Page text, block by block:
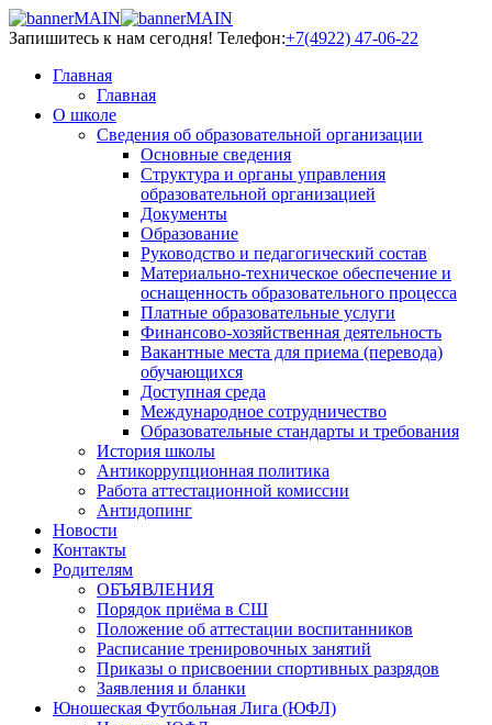
Запишитесь к нам сегодня! Телефон:+7(4922) 47-06-22
Главная
Главная
О школе
Сведения об образовательной организации
Основные сведения
Структура и органы управления
образовательной организацией
Документы
Образование
Руководство и педагогический состав
Материально-техническое обеспечение и
оснащенность образовательного процесса
Платные образовательные услуги
Финансово-хозяйственная деятельность
Вакантные места для приема (перевода)
обучающихся
Доступная среда
Международное сотрудничество
Образовательные стандарты и требования
История школы
Антикоррупционная политика
Работа аттестационной комиссии
Антидопинг
Новости
Контакты
Родителям
ОБЪЯВЛЕНИЯ
Порядок приёма в СШ
Положение об аттестации воспитанников
Расписание тренировочных занятий
Приказы о присвоении спортивных разрядов
Заявления и бланки
Юношеская Футбольная Лига (ЮФЛ)